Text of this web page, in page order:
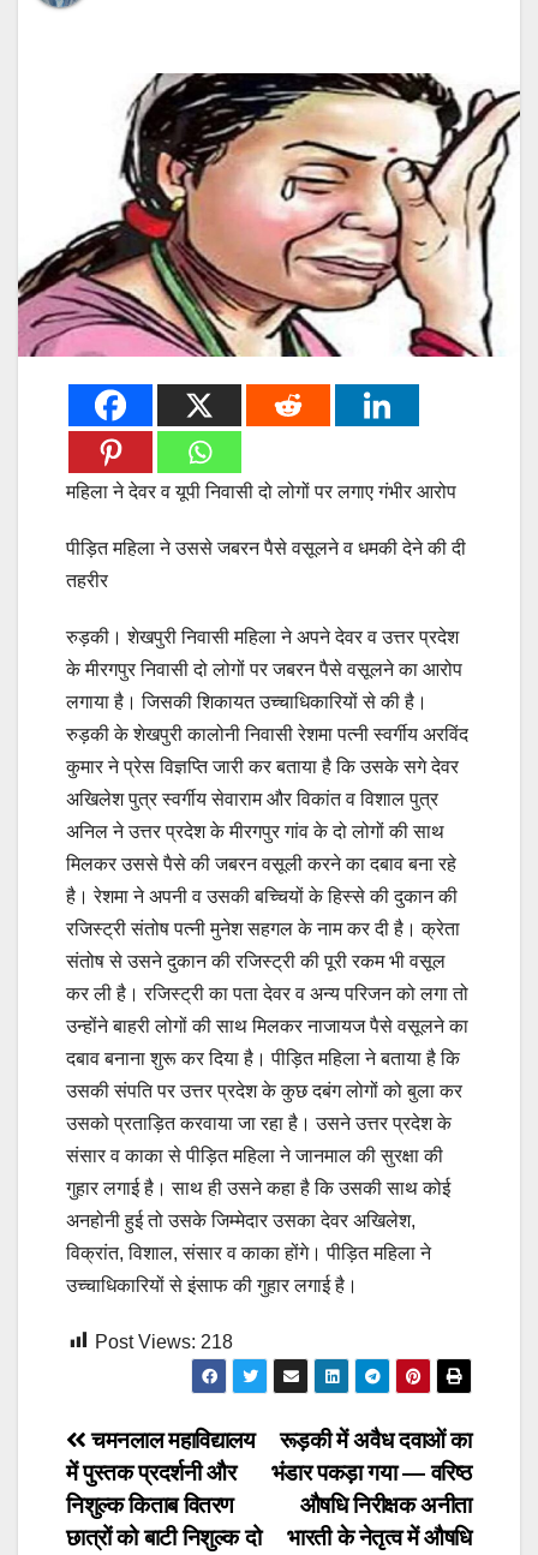
महिला ने देवर व यूपी निवासी दो लोगों पर लगाए गंभीर आरोप
पीड़ित महिला ने उससे जबरन पैसे वसूलने व धमकी देने की दी
तहरीर
रुड़की। शेखपुरी निवासी महिला ने अपने देवर व उत्तर प्रदेश
के मीरगपुर निवासी दो लोगों पर जबरन पैसे वसूलने का आरोप
लगाया है। जिसकी शिकायत उच्चाधिकारियों से की है।
रुड़की के शेखपुरी कालोनी निवासी रेशमा पत्नी स्वर्गीय अरविंद
कुमार ने प्रेस विज्ञप्ति जारी कर बताया है कि उसके सगे देवर
अखिलेश पुत्र स्वर्गीय सेवाराम और विकांत व विशाल पुत्र
अनिल ने उत्तर प्रदेश के मीरगपुर गांव के दो लोगों की साथ
मिलकर उससे पैसे की जबरन वसूली करने का दबाव बना रहे
है। रेशमा ने अपनी व उसकी बच्चियों के हिस्से की दुकान की
रजिस्ट्री संतोष पत्नी मुनेश सहगल के नाम कर दी है। क्रेता
संतोष से उसने दुकान की रजिस्ट्री की पूरी रकम भी वसूल
कर ली है। रजिस्ट्री का पता देवर व अन्य परिजन को लगा तो
उन्होंने बाहरी लोगों की साथ मिलकर नाजायज पैसे वसूलने का
दबाव बनाना शुरू कर दिया है। पीड़ित महिला ने बताया है कि
उसकी संपति पर उत्तर प्रदेश के कुछ दबंग लोगों को बुला कर
उसको प्रताड़ित करवाया जा रहा है। उसने उत्तर प्रदेश के
संसार व काका से पीड़ित महिला ने जानमाल की सुरक्षा की
गुहार लगाई है। साथ ही उसने कहा है कि उसकी साथ कोई
अनहोनी हुई तो उसके जिम्मेदार उसका देवर अखिलेश,
विक्रांत, विशाल, संसार व काका होंगे। पीड़ित महिला ने
उच्चाधिकारियों से इंसाफ की गुहार लगाई है।
Post Views: 218
Post
navigation
रूड़की में अवैध दवाओं का
भंडार पकड़ा गया — वरिष्ठ
औषधि निरीक्षक अनीता
भारती के नेतृत्व में औषधि
चमनलाल महाविद्यालय
में पुस्तक प्रदर्शनी और
निशुल्क किताब वितरण
छात्रों को बाटी निशुल्क दो